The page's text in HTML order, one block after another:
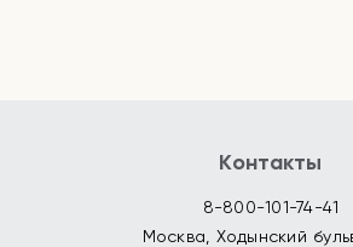
Контакты
8-800-101-74-41
Москва, Ходынский